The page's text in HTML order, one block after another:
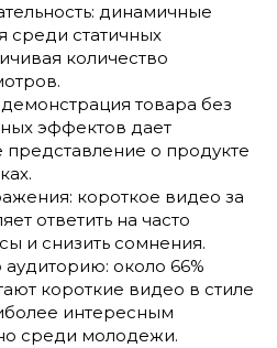
динамичные
среди статичных
количество
товара без
эффектов дает
представление о продукте
короткое видео за
ответить на часто
и снизить сомнения.
около 66%
короткие видео в стиле
интересным
среди молодежи.